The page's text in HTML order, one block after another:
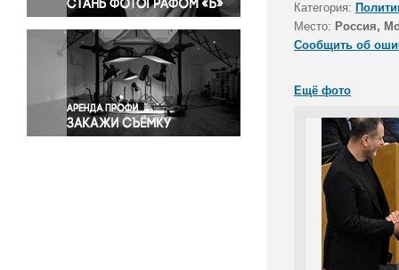
Религия
Светская жизнь
Спорт
Экология
Экономика и бизнес
Категория:
Место: Россия,
Сообщить об
Ещё фото